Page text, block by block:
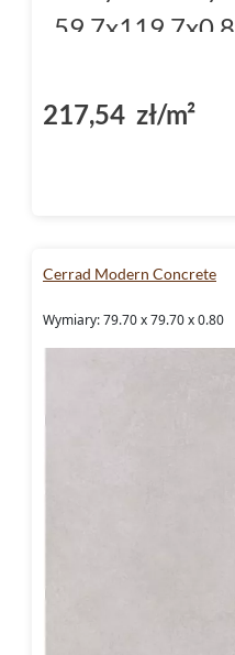
59.7x119.7x0.8
217,54 zł/m²
Cerrad Modern Concrete
Wymiary: 79.70 x 79.70 x 0.80